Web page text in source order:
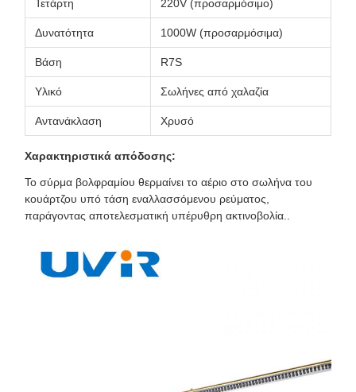
Τετάρτη 220V (προσαρμόσιμο)
Δυνατότητα 1000W (προσαρμόσιμα)
Βάση R7S
Υλικό Σωλήνες από χαλαζία
Αντανάκλαση Χρυσό
Χαρακτηριστικά απόδοσης:
Το σύρμα βολφραμίου θερμαίνει το αέριο στο σωλήνα του
κουάρτζου υπό τάση εναλλασσόμενου ρεύματος,
παράγοντας αποτελεσματική υπέρυθρη ακτινοβολία..